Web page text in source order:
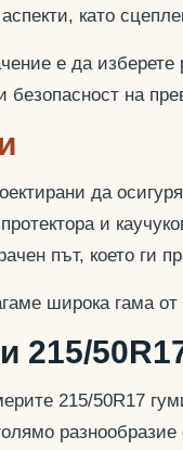
като
е да изберете
безопасност на
да
и
път, което ги
широка гама
215/
215/50R17